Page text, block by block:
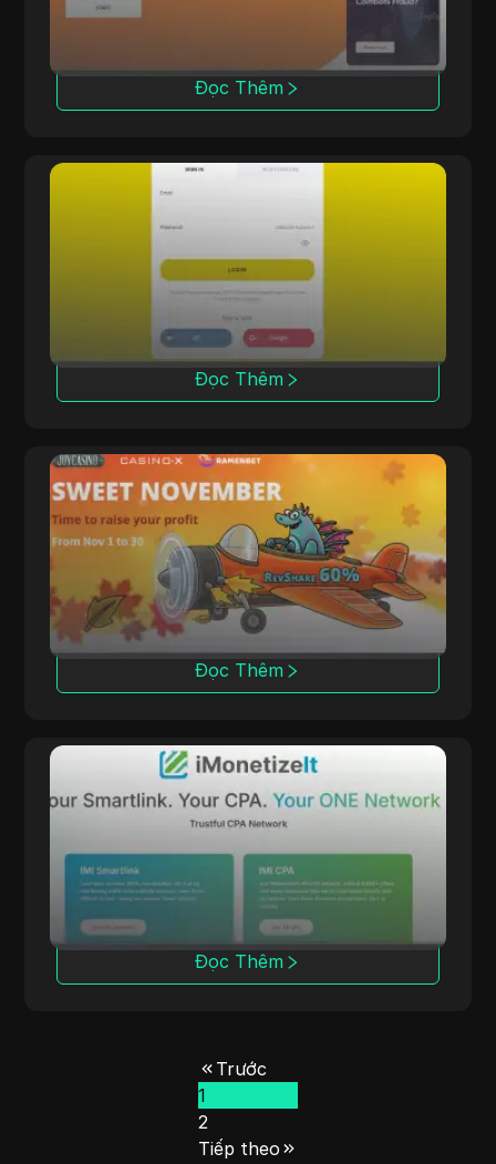
Đọc Thêm
Offerrum, hoạt động từ năm 2010, cung cấp
2000 ưu đãi, bao gồm 250 ưu đãi độc quyền
cho các affiliate.
Đọc Thêm
PoshFriends
PoshFriends hợp tác với các thương hiệu
casino hàng đầu, cung cấp các mô hình hoa
Đọc Thêm
iMonetizeIt
iMonetizeIt hỗ trợ các affiliate với các công
cụ cho thị trường thương mại điện tử và tài
chính.
Đọc Thêm
Trước
1
2
Tiếp theo